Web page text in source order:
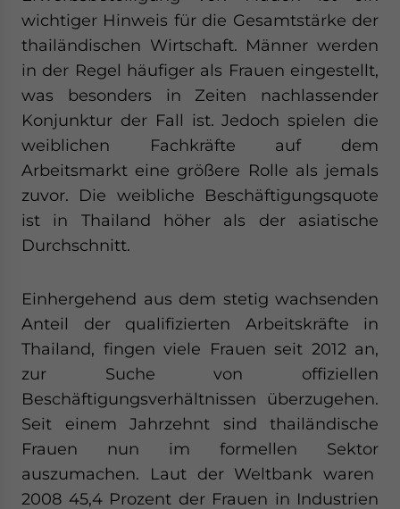
wichtiger Hinweis für die Gesamtstärke der
thailändischen Wirtschaft. Männer werden
in der Regel häufiger als Frauen eingestellt,
was besonders in Zeiten nachlassender
Konjunktur der Fall ist. Jedoch spielen die
weiblichen Fachkräfte auf dem
Arbeitsmarkt eine größere Rolle als jemals
zuvor. Die weibliche Beschäftigungsquote
ist in Thailand höher als der asiatische
Durchschnitt.
Einhergehend aus dem stetig wachsenden
Anteil der qualifizierten Arbeitskräfte in
Thailand, fingen viele Frauen seit 2012 an,
zur Suche von offiziellen
Beschäftigungsverhältnissen überzugehen.
Seit einem Jahrzehnt sind thailändische
Frauen nun im formellen Sektor
auszumachen. Laut der Weltbank waren
2008 45,4 Prozent der Frauen in Industrien